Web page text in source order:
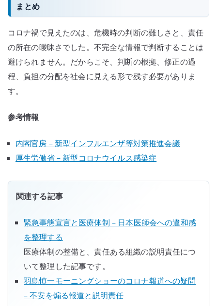
まとめ
コロナ禍で見えたのは、危機時の判断の難しさと、責任
の所在の曖昧さでした。不完全な情報で判断することは
避けられません。だからこそ、判断の根拠、修正の過
程、負担の分配を社会に見える形で残す必要がありま
す。
参考情報
内閣官房 – 新型インフルエンザ等対策推進会議
厚生労働省 – 新型コロナウイルス感染症
関連する記事
緊急事態宣言と医療体制 – 日本医師会への違和感
を整理する
医療体制の整備と、責任ある組織の説明責任につ
いて整理した記事です。
羽鳥慎一モーニングショーのコロナ報道への疑問
– 不安を煽る報道と説明責任